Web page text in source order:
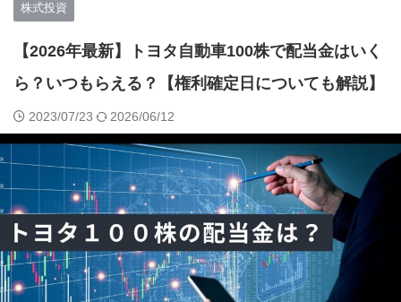
株式投資
【2026年最新】トヨタ自動車100株で配当金はいく
ら？いつもらえる？【権利確定日についても解説】
2023/07/23 2026/06/12